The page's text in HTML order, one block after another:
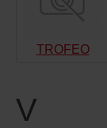
TROFEO
V